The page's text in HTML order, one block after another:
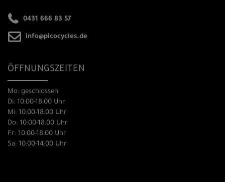
0431 666 83 57
info@picocycles.de
ÖFFNUNGSZEITEN
Mo: geschlossen
Di: 10:00-18:00 Uhr
Mi: 10:00-18:00 Uhr
Do: 10:00-18:00 Uhr
Fr: 10:00-18:00 Uhr
Sa: 10:00-14:00 Uhr